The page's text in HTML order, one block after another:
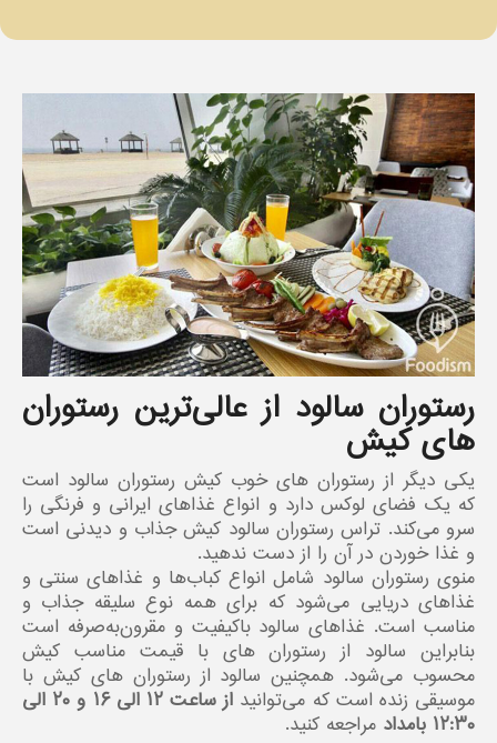
رستوران سالود از عالی‌ترین رستوران
های کیش
یکی دیگر از رستوران های خوب کیش رستوران سالود است
که یک فضای لوکس دارد و انواع غذاهای ایرانی و فرنگی را
سرو می‌کند. تراس رستوران سالود کیش جذاب و دیدنی است
و غذا خوردن در آن را از دست ندهید.
منوی رستوران سالود شامل انواع کباب‌ها و غذاهای سنتی و
غذاهای دریایی می‌شود که برای همه نوع سلیقه جذاب و
مناسب است. غذاهای سالود باکیفیت و مقرون‌به‌صرفه است
بنابراین سالود از رستوران های با قیمت مناسب کیش
محسوب می‌شود. همچنین سالود از رستوران های کیش با
موسیقی زنده است که می‌توانید از ساعت ۱۲ الی ۱۶ و ۲۰ الی
۱۲:۳۰ بامداد مراجعه کنید.